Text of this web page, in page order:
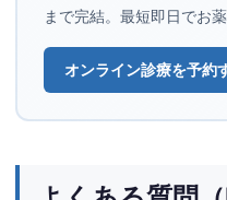
まで完結。最短即日でお
オンライン診療を予約